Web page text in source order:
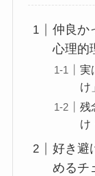
仲良か
心理的
実
け
残
け
好き避
めるチ